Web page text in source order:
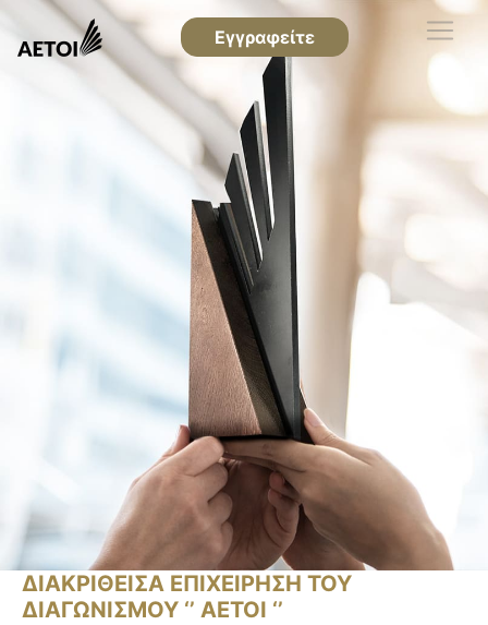
Εγγραφείτε
ΔΙΑΚΡΙΘΕΙΣΑ ΕΠΙΧΕΙΡΗΣΗ ΤΟΥ
ΔΙΑΓΩΝΙΣΜΟΥ ‘’ ΑΕΤΟΙ ‘’